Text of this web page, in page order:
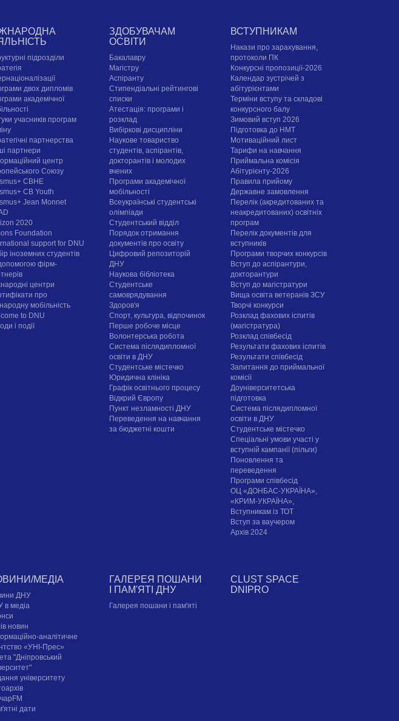
підрозділи
двох дипломів
академічної
учасників програм
партнерства
партнери
центр
Союзу
CBHE
CB Youth
Jean Monnet
2020
Foundation
support for DNU
іноземних студентів
фірм-
центри
про
мобільність
to DNU
і події
ЗДОБУВАЧАМ
ОСВІТИ
Бакалавру
Магістру
Аспіранту
Стипендіальні рейтингові
списки
Атестація: програми і
розклад
Вибіркові дисципліни
Наукове товариство
студентів, аспірантів,
докторантів і молодих
вчених
Програми академічної
мобільності
Всеукраїнські студентські
олімпіади
Студентський відділ
Порядок отримання
документів про освіту
Цифровий репозиторій
ДНУ
Наукова бібліотека
Студентське
самоврядування
Здоров'я
Спорт, культура, відпочинок
Перше робоче місце
Волонтерська робота
Система післядипломної
освіти в ДНУ
Cтудентське містечко
Юридична клініка
Графік освітнього процесу
Відкрий Європу
Пункт незламності ДНУ
Переведення на навчання
за бюджетні кошти
ВСТУПНИКАМ
Накази про зарахування,
протоколи ПК
Конкурсні пропозиції-2026
Календар зустрічей з
абітурієнтами
Терміни вступу та складові
конкурсного балу
Зимовий вступ 2026
Підготовка до НМТ
Мотиваційний лист
Тарифи на навчання
Приймальна комісія
Абітурієнту-2026
Правила прийому
Державне замовлення
Перелік (акредитованих та
неакредитованих) освітніх
програм
Перелік документів для
вступників
Програми творчих конкурсiв
Вступ до аспірантури,
докторантури
Вступ до магістратури
Вища освіта ветеранів ЗСУ
Творчі конкурси
Розклад фахових іспитів
(магістратура)
Розклад співбесід
Результати фахових іспитів
Результати співбесід
Запитання до приймальної
комісії
Доуніверситетська
підготовка
Система післядипломної
освіти в ДНУ
Cтудентське містечко
Спеціальні умови участі у
вступній кампанії (пільги)
Поновлення та
переведення
Програми співбесід
ОЦ «ДОНБАС-УКРАЇНА»,
«КРИМ-УКРАЇНА»,
Вступникам із ТОТ
Вступ за ваучером
Архів 2024
МЕДІА
ДНУ
в медіа
новин
аналітичне
«УНІ-Прес»
"Дніпровський
університету
дати
ГАЛЕРЕЯ ПОШАНИ
І ПАМ'ЯТІ ДНУ
Галерея пошани і пам'яті
CLUST SPACE
DNIPRO